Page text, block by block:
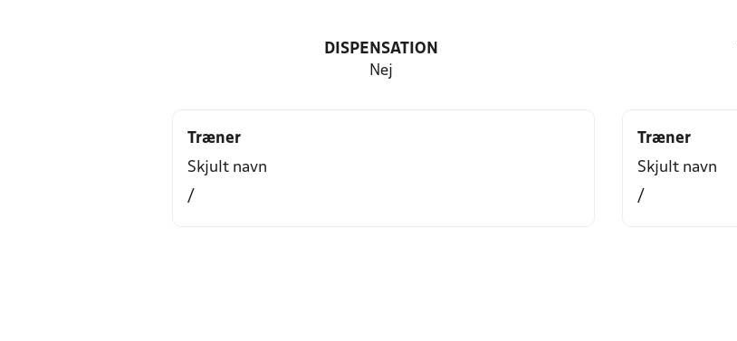
DISPENSATION
Nej
Træner
Skjult navn
/
Træner
Skjult navn
/